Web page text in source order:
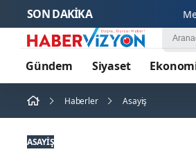
SON DAKİKA
Gündem Siyaset
Haberler Asayiş
ASAYIŞ